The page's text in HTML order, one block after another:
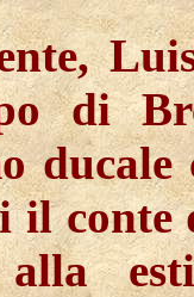
di
il conte